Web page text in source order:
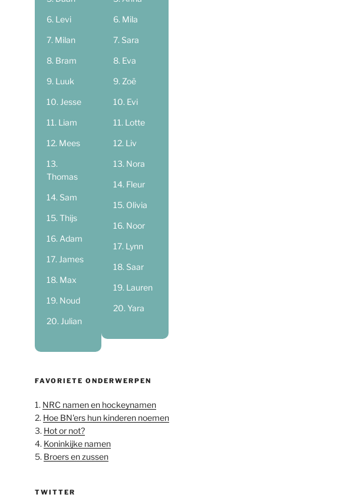
Levi
Milan
Bram
Luuk
Jesse
Liam
Mees
Thomas
Sam
Thijs
Adam
James
Max
Noud
Julian
Mila
Sara
Eva
Zoë
Evi
Lotte
Liv
Nora
Fleur
Olivia
Noor
Lynn
Saar
Lauren
Yara
FAVORIETE ONDERWERPEN
1. NRC namen en hockeynamen
2. Hoe BN'ers hun kinderen noemen
3. Hot or not?
4. Koninkijke namen
5. Broers en zussen
TWITTER